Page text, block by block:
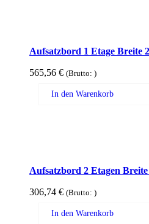
Aufsatzbord 1 Etage Breite
565,56 € (Brutto: )
In den Warenkorb
Aufsatzbord 2 Etagen Breite
306,74 € (Brutto: )
In den Warenkorb